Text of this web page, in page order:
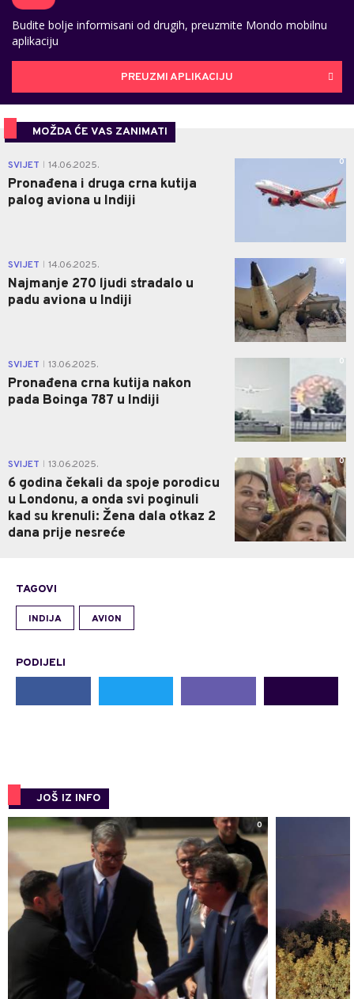
Budite bolje informisani od drugih, preuzmite Mondo mobilnu
aplikaciju
PREUZMI APLIKACIJU
MOŽDA ĆE VAS ZANIMATI
SVIJET 14.06.2025.
Pronađena i druga crna kutija
palog aviona u Indiji
0
SVIJET 14.06.2025.
Najmanje 270 ljudi stradalo u
padu aviona u Indiji
0
SVIJET 13.06.2025.
Pronađena crna kutija nakon
pada Boinga 787 u Indiji
0
SVIJET 13.06.2025.
6 godina čekali da spoje porodicu
u Londonu, a onda svi poginuli
kad su krenuli: Žena dala otkaz 2
dana prije nesreće
0
TAGOVI
INDIJA AVION
PODIJELI
JOŠ IZ INFO
0